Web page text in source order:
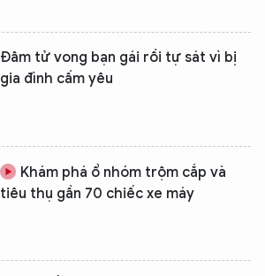
Đâm tử vong bạn gái rồi tự sát vì bị
gia đình cấm yêu
Khám phá ổ nhóm trộm cắp và
tiêu thụ gần 70 chiếc xe máy